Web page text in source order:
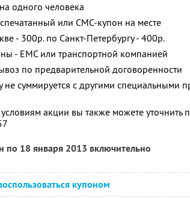
одного человека
или СМС-купон на месте
- 300р. по Санкт-Петербургу - 400р.
- ЕМС или транспортной компанией
по предварительной договоренности
не суммируется с другими специальными
акции вы также можете уточнить
по 18 января 2013 включительно
купоном